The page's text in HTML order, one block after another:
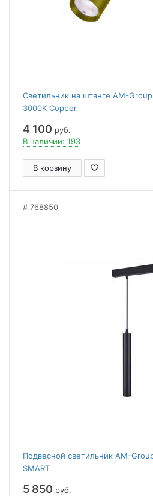
Светильник на штанге AM-
3000K Copper
4 100 руб.
В наличии: 193
В корзину
768850
Подвесной светильник AM-
SMART
5 850 руб.